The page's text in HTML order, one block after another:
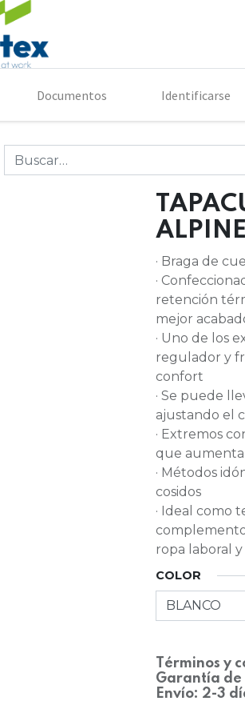
Documentos Identificarse
ALPINE
· Braga de
·
retención
mejor
· Uno de los
regulador y
confort
· Se puede
ajustando el
· Extremos
que aumenta
· Métodos
cosidos
· Ideal como
ropa laboral
COLOR
Términos y
Garantía de
Envío: 2-3